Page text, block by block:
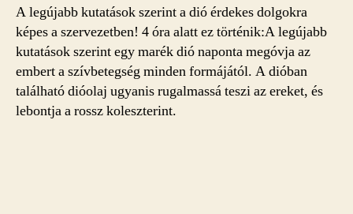
A legújabb kutatások szerint a dió érdekes dolgokra
képes a szervezetben! 4 óra alatt ez történik:A legújabb
kutatások szerint egy marék dió naponta megóvja az
embert a szívbetegség minden formájától. A dióban
található dióolaj ugyanis rugalmassá teszi az ereket, és
lebontja a rossz koleszterint.